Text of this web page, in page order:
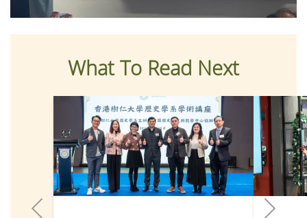
What To Read Next